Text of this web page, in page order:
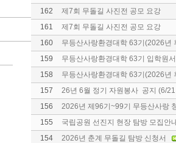
162
제7회 무돌길 사진전 공모 요강
161
제7회 무돌길 사진전 공모 요강
160
무등산사랑환경대학 63기(2026년
159
무등산사랑환경대학 63기 입학원
158
무등산사랑환경대학 63기(2026년
157
26년 6월 정기 자원봉사 공지 (6/
156
2026년 제96기~99기 무등산사랑
155
국립공원 선진지 현장 탐방 모집안
154
2026년 춘계 무돌길 탐방 신청서